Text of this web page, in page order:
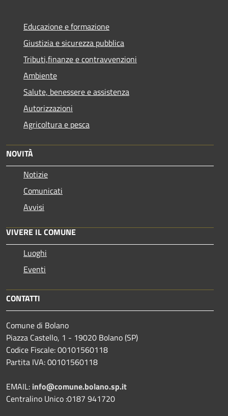
Educazione e formazione
Giustizia e sicurezza pubblica
Tributi,finanze e contravvenzioni
Ambiente
Salute, benessere e assistenza
Autorizzazioni
Agricoltura e pesca
NOVITÀ
Notizie
Comunicati
Avvisi
VIVERE IL COMUNE
Luoghi
Eventi
CONTATTI
Comune di Bolano
Piazza Castello, 1 - 19020 Bolano (SP)
Codice Fiscale: 00101560118
Partita IVA: 00101560118
EMAIL: info@comune.bolano.sp.it
Centralino Unico :0187 941720